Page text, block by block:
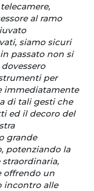
al ramo
siamo sicuri
passato non si
per
immediatamente
di tali gesti che
ed il decoro del
grande
potenziando la
offrendo un
incontro alle